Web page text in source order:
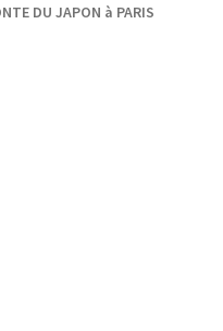
DU JAPON à PARIS